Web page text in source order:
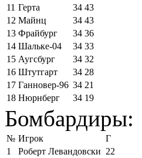
11 Герта 34 43
12 Майнц 34 43
13 Фрайбург 34 36
14 Шальке-04 34 33
15 Аугсбург 34 32
16 Штутгарт 34 28
17 Ганновер-96 34 21
18 Нюрнберг 34 19
Бомбардиры:
№ Игрок
Г
1
Роберт Левандовски 22